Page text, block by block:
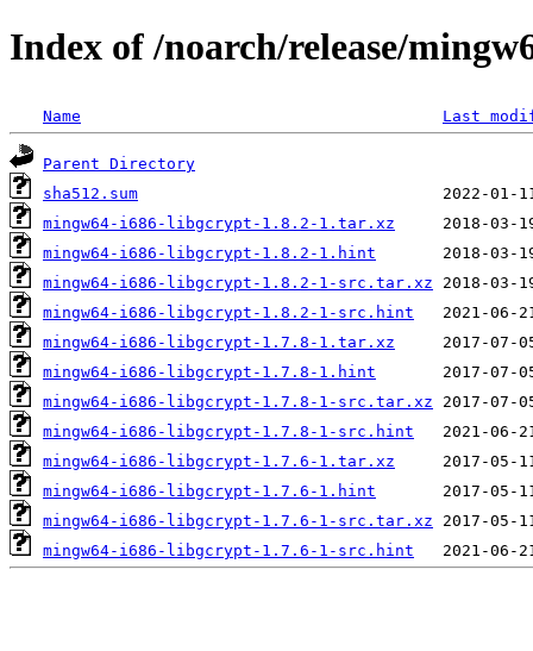
Index of /noarch/release/
Name Last
Parent Directory
sha512.sum
mingw64-i686-libgcrypt-1.8.2-1.tar.xz
mingw64-i686-libgcrypt-1.8.2-1.hint
mingw64-i686-libgcrypt-1.8.2-1-src.tar.xz
mingw64-i686-libgcrypt-1.8.2-1-src.hint
mingw64-i686-libgcrypt-1.7.8-1.tar.xz
mingw64-i686-libgcrypt-1.7.8-1.hint
mingw64-i686-libgcrypt-1.7.8-1-src.tar.xz
mingw64-i686-libgcrypt-1.7.8-1-src.hint
mingw64-i686-libgcrypt-1.7.6-1.tar.xz
mingw64-i686-libgcrypt-1.7.6-1.hint
mingw64-i686-libgcrypt-1.7.6-1-src.tar.xz
mingw64-i686-libgcrypt-1.7.6-1-src.hint